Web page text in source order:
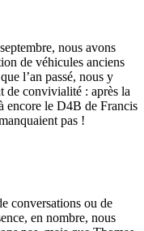
nous avons
de véhicules anciens
l’an passé, nous y
de convivialité : après la
encore le D4B de Francis
pas !
conversations ou de
en nombre, nous